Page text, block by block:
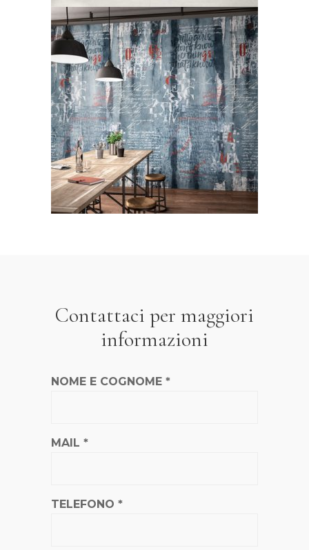
Wonderwall by Cotto d’Este
LEGGI TUTTO
Contattaci per maggiori
informazioni
NOME E COGNOME *
MAIL *
TELEFONO *